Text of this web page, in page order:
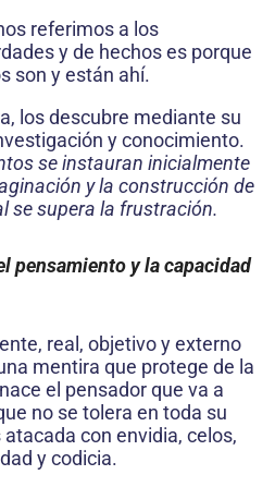
referimos a los
y de hechos es porque
son y están ahí.
los descubre mediante su
y conocimiento.
se instauran inicialmente
y la construcción de
se supera la frustración.
pensamiento y la capacidad
real, objetivo y externo
mentira que protege de la
el pensador que va a
no se tolera en toda su
con envidia, celos,
y codicia.